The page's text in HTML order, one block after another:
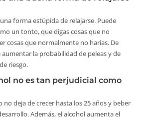
forma estúpida de relajarse. Puede
un tonto, que digas cosas que no
cosas que normalmente no harías. De
la probabilidad de peleas y de
riesgo.
no es tan perjudicial como
no deja de crecer hasta los 25 años y beber
Además, el alcohol aumenta el